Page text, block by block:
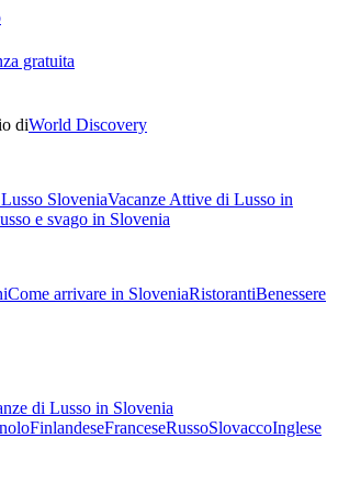
gratuita
diWorld Discovery
SloveniaVacanze Attive di Lusso in
e svago in Slovenia
Come arrivare in SloveniaRistorantiBenessere
di Lusso in Slovenia
FinlandeseFranceseRussoSlovaccoInglese